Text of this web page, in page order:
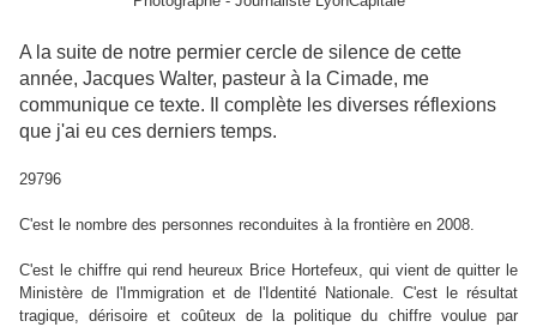
A la suite de notre permier cercle de silence de cette
année, Jacques Walter, pasteur à la Cimade, me
communique ce texte. Il complète les diverses réflexions
que j'ai eu ces derniers temps.
29796
C'est le nombre des personnes reconduites à la frontière en 2008.
C'est le chiffre qui rend heureux Brice Hortefeux, qui vient de quitter le
Ministère de l'Immigration et de l'Identité Nationale. C'est le résultat
tragique, dérisoire et coûteux de la politique du chiffre voulue par